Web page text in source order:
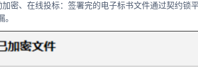
加密、在线投标：签署完的电子标书文件通过契约
。